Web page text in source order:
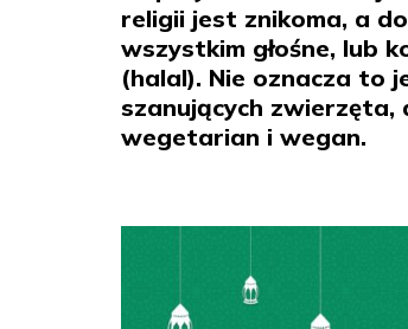
religii jest znikoma, a
wszystkim głośne, lub
(halal). Nie oznacza to
szanujących zwierzęta,
wegetarian i wegan.